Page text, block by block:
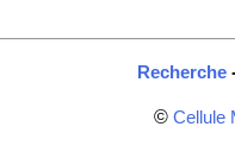
Recherche
© Cellule